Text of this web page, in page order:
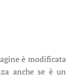
è modificata
anche se è un